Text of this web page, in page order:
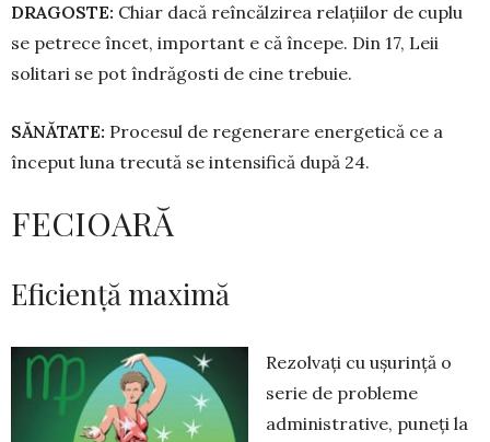
DRAGOSTE: Chiar dacă re­în­călzirea relațiilor de cuplu
se petrece încet, important e că începe. Din 17, Leii
solitari se pot îndrăgosti de cine trebuie.
SĂNĂTATE: Procesul de regenerare energetică ce a
început luna trecută se intensifică după 24.
FECIOARĂ
Eficiență maximă
Rezolvați cu ușurință o
serie de probleme
administrative, puneți la